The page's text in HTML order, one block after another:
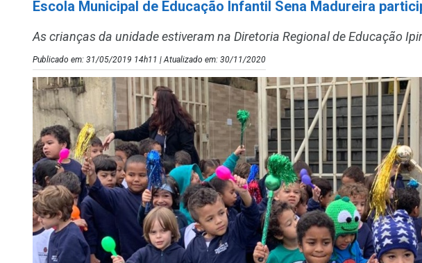
Escola Municipal de Educação Infantil Sena Madureira
As crianças da unidade estiveram na Diretoria Regional de Educação
Publicado em: 31/05/2019 14h11 | Atualizado em: 30/11/2020